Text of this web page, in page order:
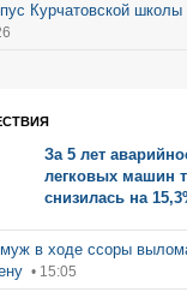
Курчатовской школы
За 5 лет
легковых машин
снизилась на
в ходе ссоры
• 15:05